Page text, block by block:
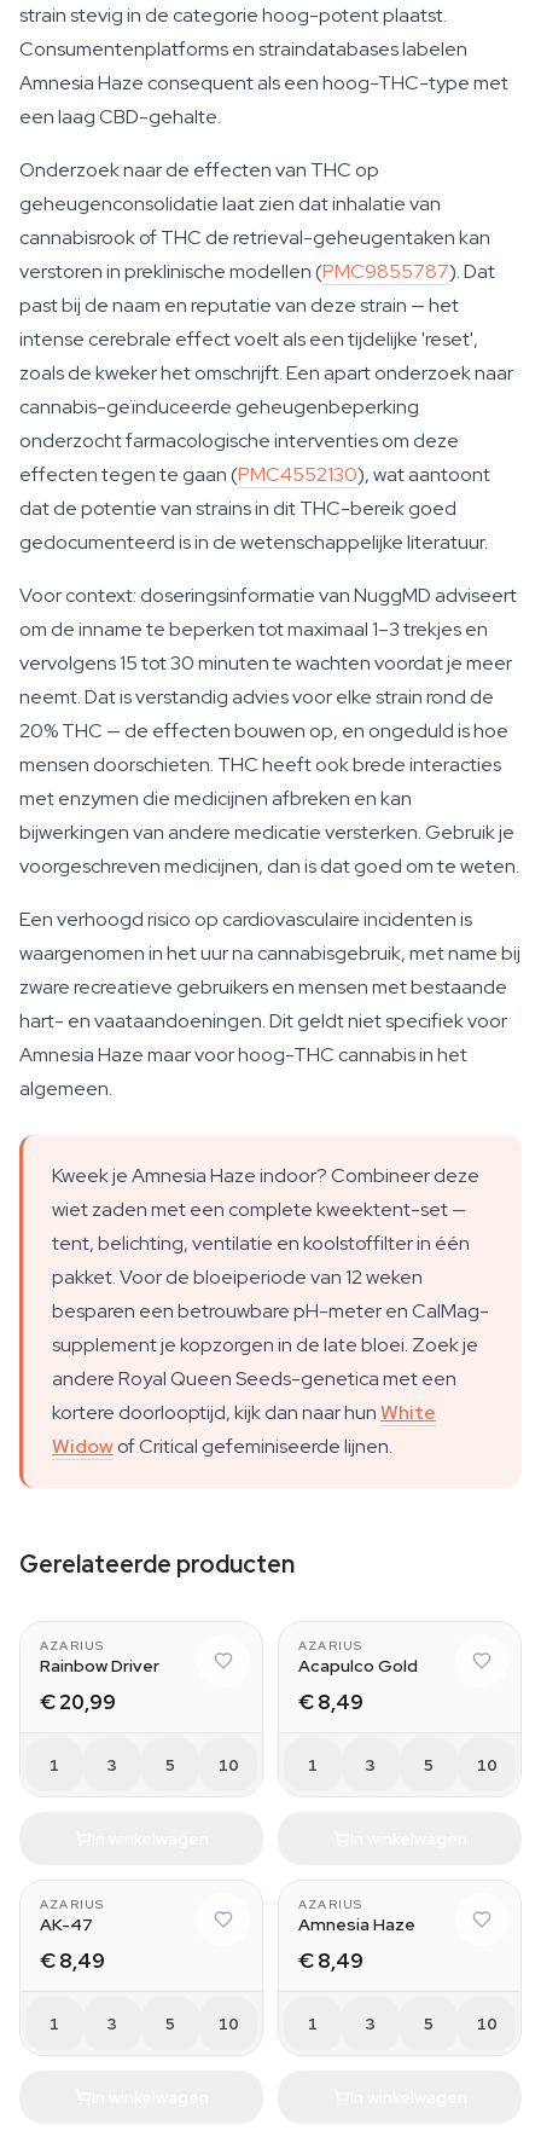
strain stevig in de categorie hoog-potent plaatst.
Consumentenplatforms en straindatabases labelen
Amnesia Haze consequent als een hoog-THC-type met
een laag CBD-gehalte.
Onderzoek naar de effecten van THC op
geheugenconsolidatie laat zien dat inhalatie van
cannabisrook of THC de retrieval-geheugentaken kan
verstoren in preklinische modellen (PMC9855787). Dat
past bij de naam en reputatie van deze strain — het
intense cerebrale effect voelt als een tijdelijke 'reset',
zoals de kweker het omschrijft. Een apart onderzoek naar
cannabis-geïnduceerde geheugenbeperking
onderzocht farmacologische interventies om deze
effecten tegen te gaan (PMC4552130), wat aantoont
dat de potentie van strains in dit THC-bereik goed
gedocumenteerd is in de wetenschappelijke literatuur.
Voor context: doseringsinformatie van NuggMD adviseert
om de inname te beperken tot maximaal 1–3 trekjes en
vervolgens 15 tot 30 minuten te wachten voordat je meer
neemt. Dat is verstandig advies voor elke strain rond de
20% THC — de effecten bouwen op, en ongeduld is hoe
mensen doorschieten. THC heeft ook brede interacties
met enzymen die medicijnen afbreken en kan
bijwerkingen van andere medicatie versterken. Gebruik je
voorgeschreven medicijnen, dan is dat goed om te weten.
Een verhoogd risico op cardiovasculaire incidenten is
waargenomen in het uur na cannabisgebruik, met name bij
zware recreatieve gebruikers en mensen met bestaande
hart- en vaataandoeningen. Dit geldt niet specifiek voor
Amnesia Haze maar voor hoog-THC cannabis in het
algemeen.
Kweek je Amnesia Haze indoor? Combineer deze
wiet zaden met een complete kweektent-set —
tent, belichting, ventilatie en koolstoffilter in één
pakket. Voor de bloeiperiode van 12 weken
besparen een betrouwbare pH-meter en CalMag-
supplement je kopzorgen in de late bloei. Zoek je
andere Royal Queen Seeds-genetica met een
kortere doorlooptijd, kijk dan naar hunWhite
Widowof Critical gefeminiseerde lijnen.
Gerelateerde producten
AZARIUS
Rainbow Driver
€ 20,99
1 3 5 10
AZARIUS
Acapulco Gold
€ 8,49
1 3 5 10
AZARIUS
AK-47
€ 8,49
1 3 5 10
AZARIUS
Amnesia Haze
€ 8,49
1 3 5 10